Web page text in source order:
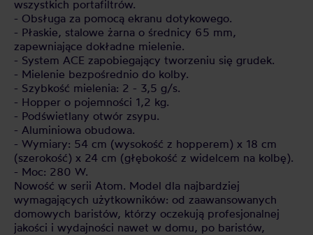
wszystkich portafiltrów.
- Obsługa za pomocą ekranu dotykowego.
- Płaskie, stalowe żarna o średnicy 65 mm,
zapewniające dokładne mielenie.
- System ACE zapobiegający tworzeniu się grudek.
- Mielenie bezpośrednio do kolby.
- Szybkość mielenia: 2 - 3,5 g/s.
- Hopper o pojemności 1,2 kg.
- Podświetlany otwór zsypu.
- Aluminiowa obudowa.
- Wymiary: 54 cm (wysokość z hopperem) x 18 cm
(szerokość) x 24 cm (głębokość z widelcem na kolbę).
- Moc: 280 W.
Nowość w serii Atom. Model dla najbardziej
wymagających użytkowników: od zaawansowanych
domowych baristów, którzy oczekują profesjonalnej
jakości i wydajności nawet w domu, po baristów,